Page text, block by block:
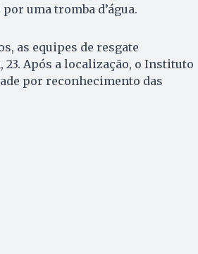
uma tromba d’água.
as equipes de resgate
Após a localização, o Instituto
por reconhecimento das